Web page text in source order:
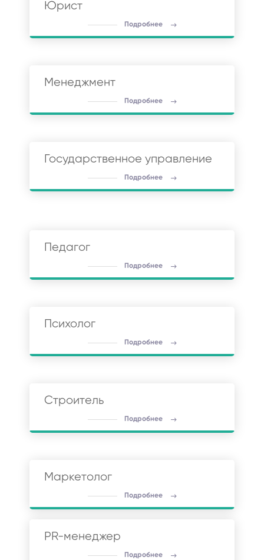
Юрист
Подробнее
Менеджмент
Подробнее
Государственное управление
Подробнее
Педагог
Подробнее
Психолог
Подробнее
Строитель
Подробнее
Маркетолог
Подробнее
PR-менеджер
Подробнее